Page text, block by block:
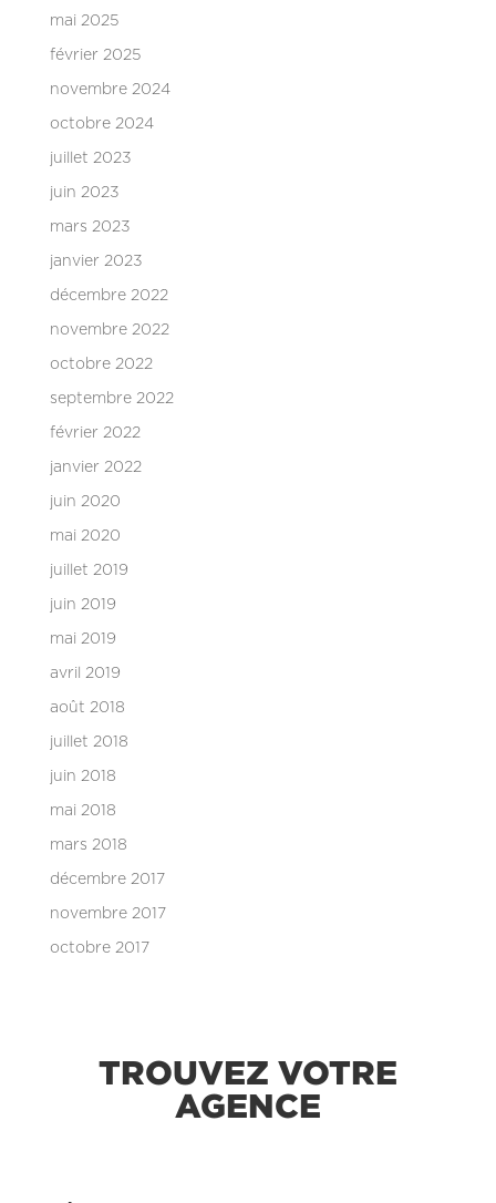
mai 2025
février 2025
novembre 2024
octobre 2024
juillet 2023
juin 2023
mars 2023
janvier 2023
décembre 2022
novembre 2022
octobre 2022
septembre 2022
février 2022
janvier 2022
juin 2020
mai 2020
juillet 2019
juin 2019
mai 2019
avril 2019
août 2018
juillet 2018
juin 2018
mai 2018
mars 2018
décembre 2017
novembre 2017
octobre 2017
TROUVEZ VOTRE
AGENCE